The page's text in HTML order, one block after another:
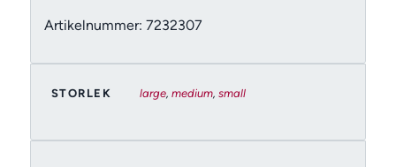
Artikelnummer: 7232307
STORLEK large, medium, small